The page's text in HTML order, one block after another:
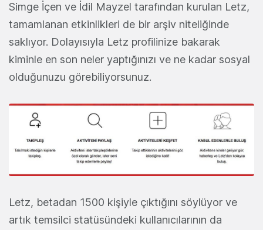
Simge İçen ve İdil Mayzel tarafından kurulan Letz,
tamamlanan etkinlikleri de bir arşiv niteliğinde
saklıyor. Dolayısıyla Letz profilinize bakarak
kiminle en son neler yaptığınızı ve ne kadar sosyal
olduğunuzu görebiliyorsunuz.
Letz, betadan 1500 kişiyle çıktığını söylüyor ve
artık temsilci statüsündeki kullanıcılarının da